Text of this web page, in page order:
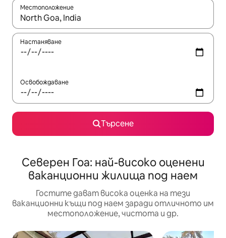
Местоположение
Когато резултатите се покажат, използвайте
Настаняване
Освобождаване
Търсене
Северен Гоа: най-високо оценени
ваканционни жилища под наем
Гостите дават висока оценка на тези
ваканционни къщи под наем заради отличното им
местоположение, чистота и др.